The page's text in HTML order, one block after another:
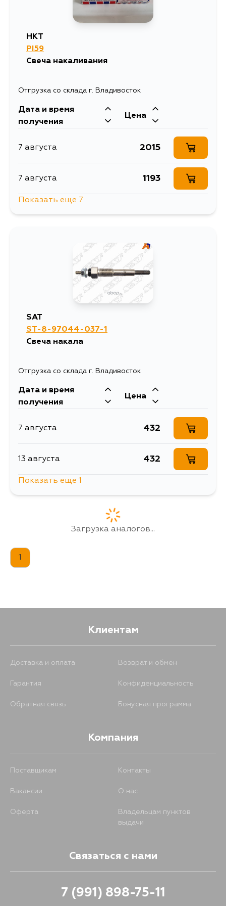
HKT
PI59
Свеча накаливания
Отгрузка со склада г. Владивосток
Дата и время
получения
Цена
7 августа 2015
7 августа 1193
1520
1131
7 августа
12 августа 1373
Показать еще 7
SAT
ST-8-97044-037-1
Свеча накала
Отгрузка со склада г. Владивосток
Дата и время
получения
Цена
7 августа 432
13 августа 432
Показать еще 1
Загрузка аналогов...
1
Клиентам
Доставка и оплата Возврат и обмен
Гарантия Конфиденциальность
Обратная связь Бонусная программа
Компания
Поставщикам Контакты
Вакансии О нас
Оферта
Владельцам пунктов
выдачи
Связаться с нами
7 (991) 898-75-11